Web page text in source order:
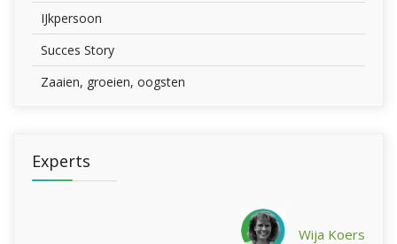
IJkpersoon
Succes Story
Zaaien, groeien, oogsten
Experts
Wija Koers